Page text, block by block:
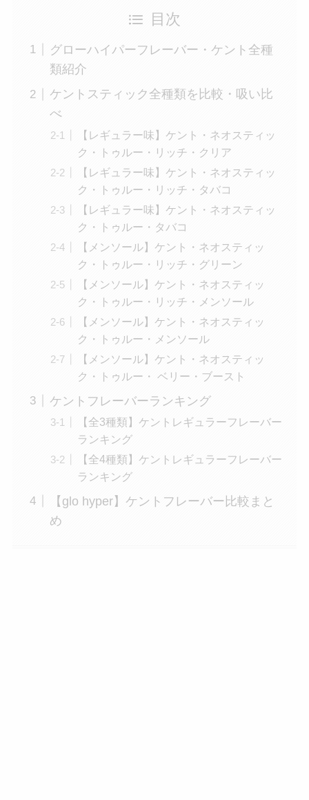
目次
グローハイパーフレーバー・ケント全種
類紹介
ケントスティック全種類を比較・吸い比
べ
【レギュラー味】ケント・ネオスティッ
ク・トゥルー・リッチ・クリア
【レギュラー味】ケント・ネオスティッ
ク・トゥルー・リッチ・タバコ
【レギュラー味】ケント・ネオスティッ
ク・トゥルー・タバコ
【メンソール】ケント・ネオスティッ
ク・トゥルー・リッチ・グリーン
【メンソール】ケント・ネオスティッ
ク・トゥルー・リッチ・メンソール
【メンソール】ケント・ネオスティッ
ク・トゥルー・メンソール
【メンソール】ケント・ネオスティッ
ク・トゥルー・ ベリー・ブースト
ケントフレーバーランキング
【全3種類】ケントレギュラーフレーバー
ランキング
【全4種類】ケントレギュラーフレーバー
ランキング
【glo hyper】ケントフレーバー比較まと
め